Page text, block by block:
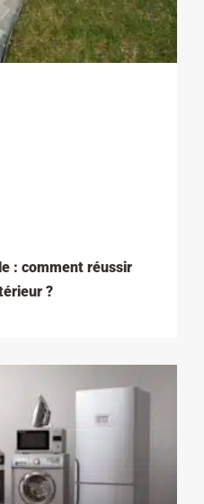
: comment réussir
?